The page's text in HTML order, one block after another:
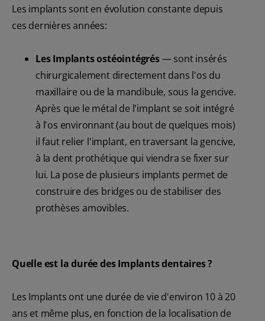
Les implants sont en évolution constante depuis
ces dernières années:
Les Implants ostéointégrés— sont insérés
chirurgicalement directement dans l'os du
maxillaire ou de la mandibule, sous la gencive.
Après que le métal de l'implant se soit intégré
à l'os environnant (au bout de quelques mois)
il faut relier l'implant, en traversant la gencive,
à la dent prothétique qui viendra se fixer sur
lui. La pose de plusieurs implants permet de
construire des bridges ou de stabiliser des
prothèses amovibles.
Quelle est la durée des Implants dentaires ?
Les Implants ont une durée de vie d'environ 10 à 20
ans et même plus, en fonction de la localisation de